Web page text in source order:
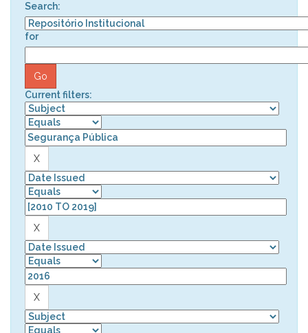
Search:
for
Current filters: